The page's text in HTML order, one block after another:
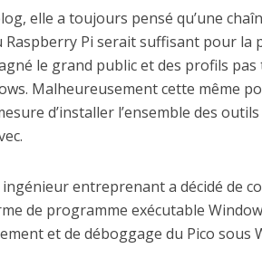
elle a toujours pensé qu’une
Pi serait suffisant pour la
le grand public et des profils
Malheureusement cette même
d’installer l’ensemble des
entreprenant a décidé de
de programme exécutable
et de déboggage du Pico sous